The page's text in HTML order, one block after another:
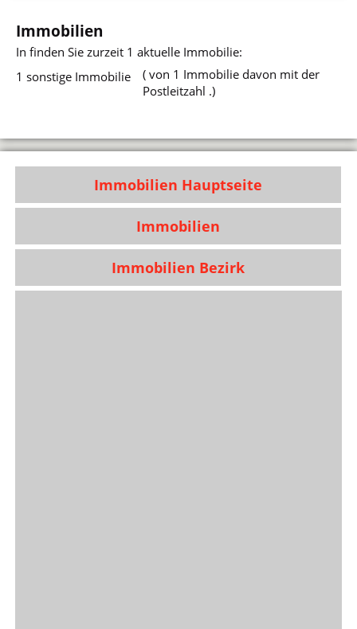
Immobilien
Infinden Sie zurzeit 1 aktuelle Immobilie:
1 sonstige Immobilie
( von 1 Immobilie davon mit der
Postleitzahl .)
Immobilien Hauptseite
Immobilien
Immobilien Bezirk